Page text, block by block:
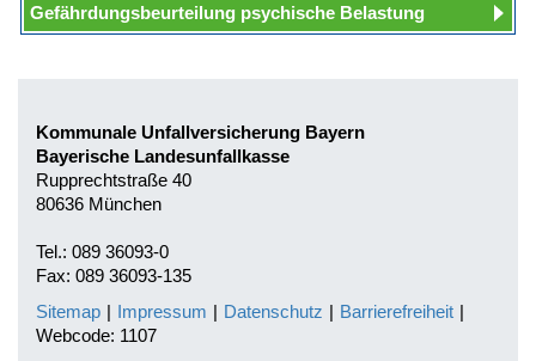
Gefährdungsbeurteilung psychische Belastung
Kommunale Unfallversicherung Bayern
Bayerische Landesunfallkasse
Rupprechtstraße 40
80636 München
Tel.: 089 36093-0
Fax: 089 36093-135
Sitemap | Impressum | Datenschutz | Barrierefreiheit |
Webcode: 1107